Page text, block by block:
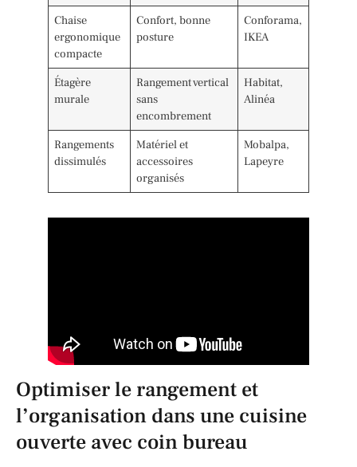
Chaise
ergonomique
compacte
Confort, bonne
posture
Conforama,
IKEA
Étagère
murale
Rangement vertical
sans
encombrement
Habitat,
Alinéa
Rangements
dissimulés
Matériel et
accessoires
organisés
Mobalpa,
Lapeyre
Optimiser le rangement et
l’organisation dans une cuisine
ouverte avec coin bureau